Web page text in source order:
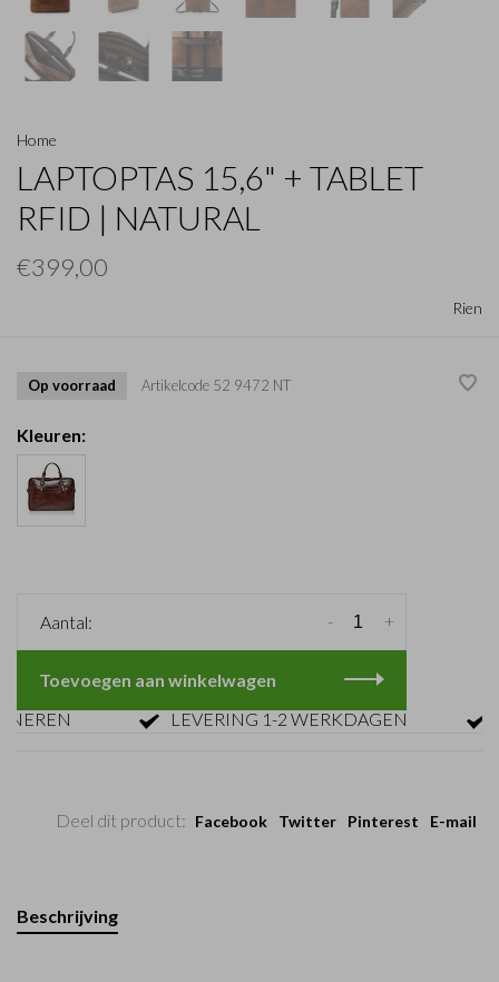
Home
LAPTOPTAS 15,6" + TABLET
RFID | NATURAL
€399,00
Rien
Op voorraad Artikelcode 52 9472 NT
Kleuren:
Aantal: +
-
Toevoegen aan winkelwagen
LEVERING 1-2 WERKDAGEN
Deel dit product: Facebook Twitter Pinterest E-mail
Beschrijving